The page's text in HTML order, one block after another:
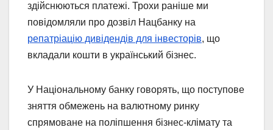
здійснюються платежі. Трохи раніше ми
повідомляли про дозвіл Нацбанку на
репатріацію дивідендів для інвесторів, що
вкладали кошти в український бізнес.
У Національному банку говорять, що поступове
зняття обмежень на валютному ринку
спрямоване на поліпшення бізнес-клімату та